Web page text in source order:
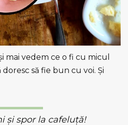
mai vedem ce o fi cu micul
să fie bun cu voi. Și
și spor la cafeluță!